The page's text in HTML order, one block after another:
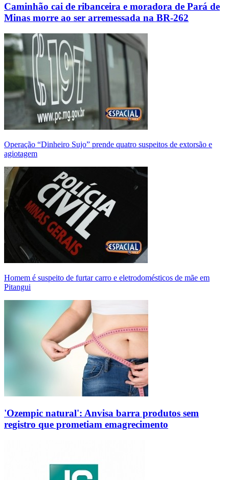
Caminhão cai de ribanceira e moradora de Pará de
Minas morre ao ser arremessada na BR-262
Operação “Dinheiro Sujo” prende quatro suspeitos de extorsão e
agiotagem
Homem é suspeito de furtar carro e eletrodomésticos de mãe em
Pitangui
'Ozempic natural': Anvisa barra produtos sem
registro que prometiam emagrecimento